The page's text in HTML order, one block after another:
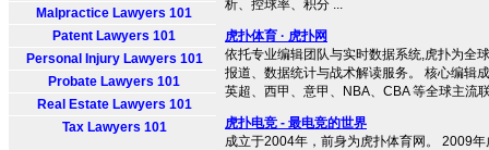
Malpractice Lawyers 101
Patent Lawyers 101
Personal Injury Lawyers 101
Probate Lawyers 101
Real Estate Lawyers 101
Tax Lawyers 101
析、控球率、积分 ...
虎扑体育 · 虎扑网
依托专业编辑团队与实时数据系统,虎扑为全
报道、数据统计与战术解读服务。 核心编辑
英超、西甲、意甲、NBA、CBA 等全球主流
虎扑电竞 - 最电竞的世界
成立于2004年，前身为虎扑体育网。 2009